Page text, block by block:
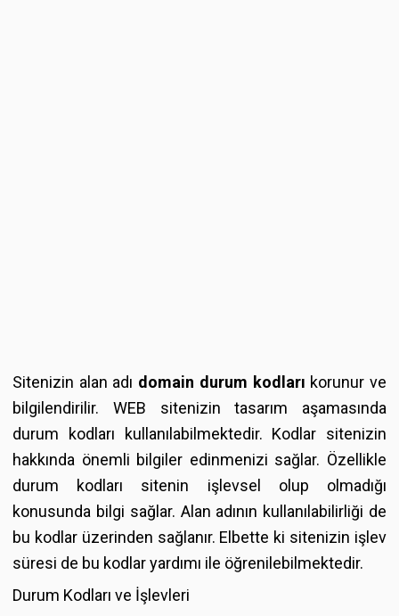
Sitenizin alan adı domain durum kodları korunur ve
bilgilendirilir. WEB sitenizin tasarım aşamasında
durum kodları kullanılabilmektedir. Kodlar sitenizin
hakkında önemli bilgiler edinmenizi sağlar. Özellikle
durum kodları sitenin işlevsel olup olmadığı
konusunda bilgi sağlar. Alan adının kullanılabilirliği de
bu kodlar üzerinden sağlanır. Elbette ki sitenizin işlev
süresi de bu kodlar yardımı ile öğrenilebilmektedir.
Durum Kodları ve İşlevleri